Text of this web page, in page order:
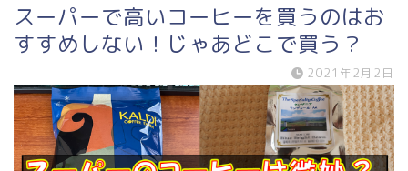
スーパーで高いコーヒーを買うのはお
すすめしない！じゃあどこで買う？
2021年2月2日